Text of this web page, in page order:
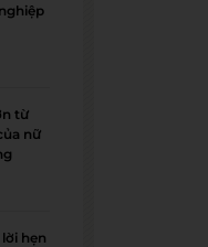
từ
nữ
hẹn